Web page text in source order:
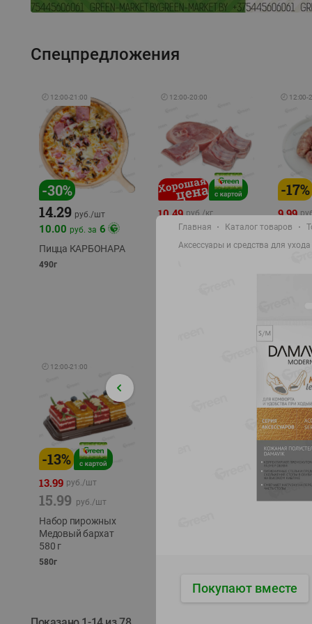
Спецпредложения
🕘 12:00-21:00
-30%
14.29 руб./шт
10.00 руб. за 6
Пицца КАРБОНАРА
490г
🕘 12:00-20:00
10.49 руб./кг
11.49 руб./
Свинина 1 с.
🕘 12:00-
-17%
9.99
11.99
🕘 12:00-21:00
-13%
13.99 руб./шт
15.99 руб./шт
Набор пирожных
Медовый бархат
580 г
580г
-24%
4.99
ТОФУ
Главная Каталог товаров
Аксессуары и средства для
Покупают вместе